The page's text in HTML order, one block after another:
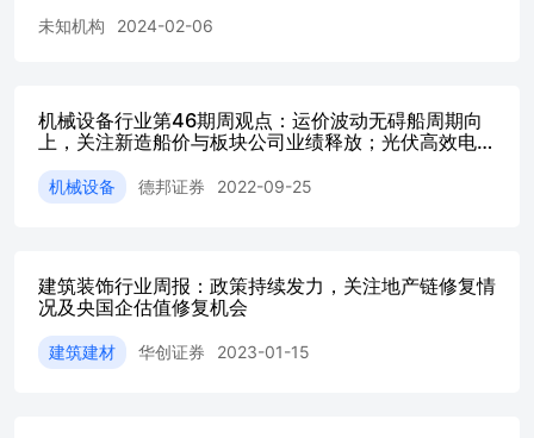
未知机构 2024-02-06
机械设备行业第46期周观点：运价波动无碍船周期向
上，关注新造船价与板块公司业绩释放；光伏高效电
机械设备 德邦证券 2022-09-25
建筑装饰行业周报：政策持续发力，关注地产链修复情
况及央国企估值修复机会
建筑建材 华创证券 2023-01-15